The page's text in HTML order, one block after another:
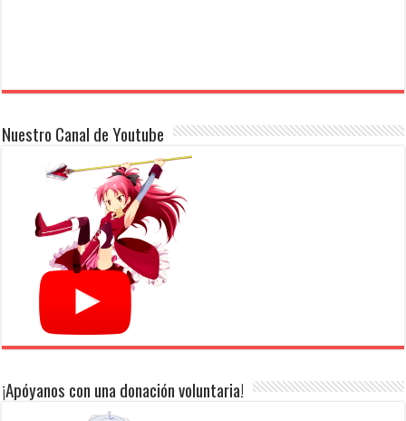
Nuestro Canal de Youtube
¡Apóyanos con una donación voluntaria!